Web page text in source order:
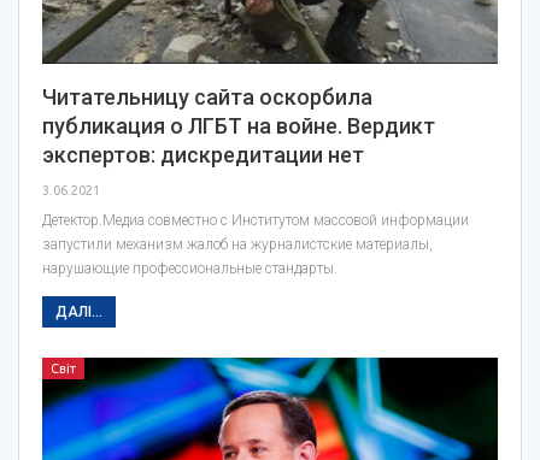
Читательницу сайта оскорбила
публикация о ЛГБТ на войне. Вердикт
экспертов: дискредитации нет
3.06.2021
Детектор.Медиа совместно с Институтом массовой информации
запустили механизм жалоб на журналистские материалы,
нарушающие профессиональные стандарты.
ДАЛІ...
Світ